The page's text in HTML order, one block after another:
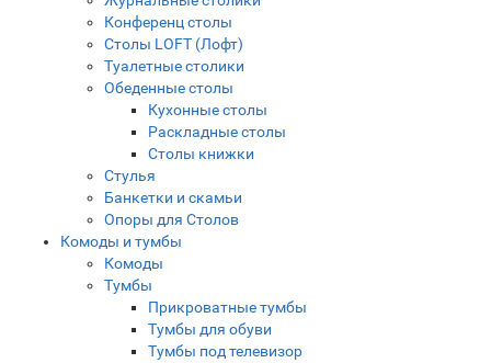
Конференц столы
Столы LOFT (Лофт)
Туалетные столики
Обеденные столы
Кухонные столы
Раскладные столы
Столы книжки
Стулья
Банкетки и скамьи
Опоры для Столов
Комоды и тумбы
Комоды
Тумбы
Прикроватные тумбы
Тумбы для обуви
Тумбы под телевизор